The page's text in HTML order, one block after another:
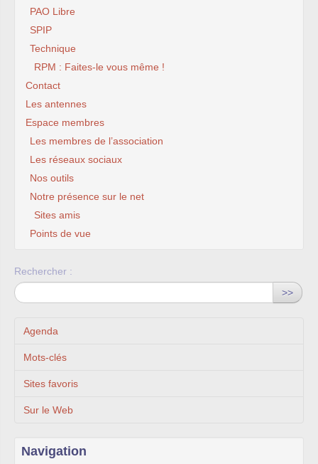
PAO Libre
SPIP
Technique
RPM : Faites-le vous même !
Contact
Les antennes
Espace membres
Les membres de l’association
Les réseaux sociaux
Nos outils
Notre présence sur le net
Sites amis
Points de vue
Rechercher :
>>
Agenda
Mots-clés
Sites favoris
Sur le Web
Navigation